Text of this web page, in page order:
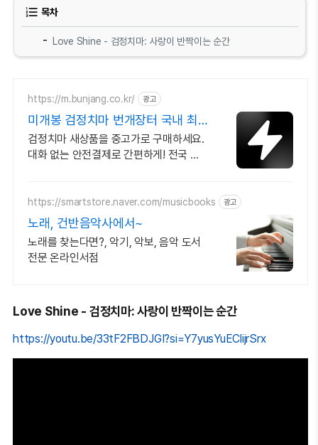
목차
Love Shine - 검정치마: 사랑이 반짝이는 순간
https://m.bunjang.co.kr/ 광고
미개봉 검정치마 번개장터 국내 최
대 브랜드 중고거래
검정치마 새상품을 중고가로 구매하세요.
대화 없는 안전결제로 간편하게! 전국 각
https://smartstore.naver.com/musicbooks 광고
노래, 건반음악사에서~
노래를 찾는다면?, 악기, 악보, 음악 도서
전문 온라인서점
Love Shine - 검정치마: 사랑이 반짝이는 순간
https://youtu.be/33tF2FBDJGI?si=Y7yusYuEClijrSrx